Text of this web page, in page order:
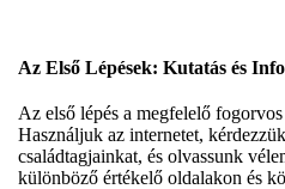
Az Első Lépések: Kutatás és
Az első lépés a megfelelő
Használjuk az internetet,
családtagjainkat, és olvassunk
különböző értékelő oldalakon és